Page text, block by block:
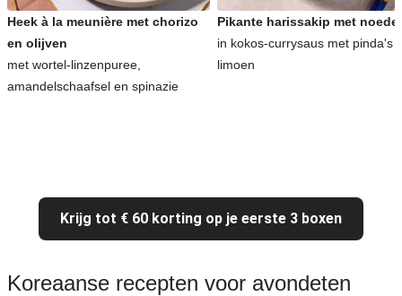
Heek à la meunière met chorizo
en olijven
met wortel-linzenpuree,
amandelschaafsel en spinazie
Pikante harissakip met
in kokos-currysaus met pinda's
limoen
Krijg tot € 60 korting op je eerste 3 boxen
Koreaanse recepten voor avondeten